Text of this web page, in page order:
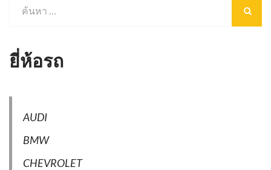
ยี่ห้อรถ
AUDI
BMW
CHEVROLET